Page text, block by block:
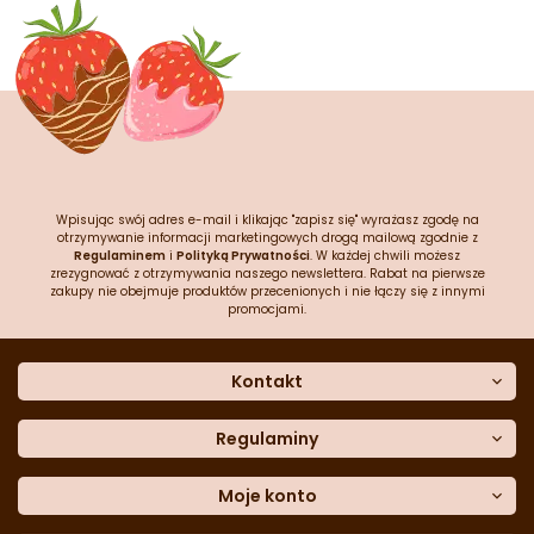
Wpisując swój adres e-mail i klikając "zapisz się" wyrażasz zgodę na
otrzymywanie informacji marketingowych drogą mailową zgodnie z
Regulaminem i Polityką Prywatności. W każdej chwili możesz
zrezygnować z otrzymywania naszego newslettera. Rabat na pierwsze
zakupy nie obejmuje produktów przecenionych i nie łączy się z innymi
promocjami.
Kontakt
Dane kontaktowe
Często zadawane pytania
Sklep stacjonarny
Formularz kontaktowy
Regulaminy
Polityka prywatności
Polityka cookies
Moje konto